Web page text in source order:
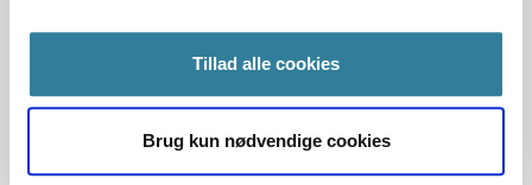
Tillad alle cookies
Brug kun nødvendige cookies
§ 85 § 96 § 82 § 14 § 100
3500472-09